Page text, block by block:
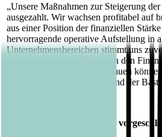
„Unsere Maßnahmen zur Steigerung
ausgezahlt. Wir wachsen profitabel auf
aus einer Position der finanziellen
hervorragende operative Aufstellung in
Unternehmensbereichen stimmt uns
deutlich gestiegene Niveau in den
längerfristig halten und ausbauen
Gerkensmeyer, Finanzvorstand der
30 Cent Dividende je Aktie